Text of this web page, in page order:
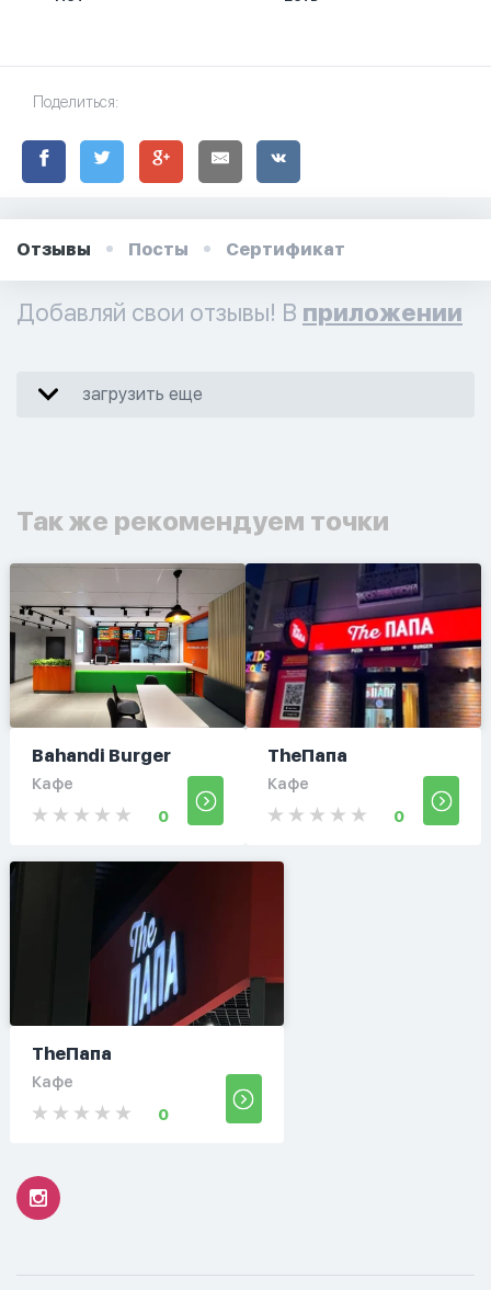
Поделиться:
Отзывы Посты Сертификат
Добавляй свои отзывы! В приложении
загрузить еще
Так же рекомендуем точки
Bahandi Burger
Кафе
0
TheПапа
Кафе
0
TheПапа
Кафе
0